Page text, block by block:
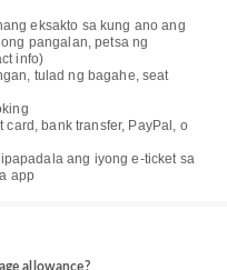
eksakto sa kung ano ang
pangalan, petsa ng
info)
tulad ng bagahe, seat
bank transfer, PayPal, o
ang iyong e-ticket sa
app
allowance?